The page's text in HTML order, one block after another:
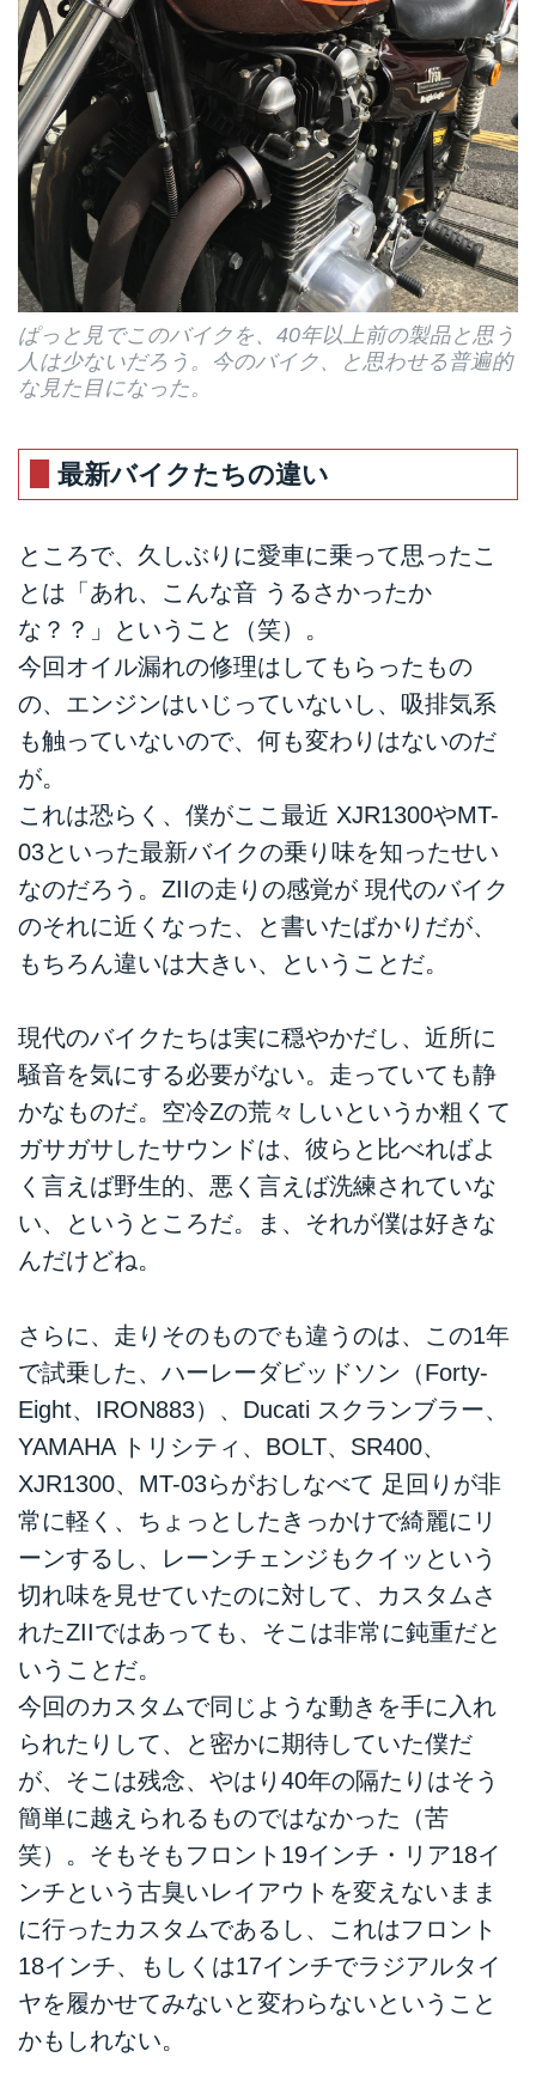
ぱっと見でこのバイクを、40年以上前の製品と思う
人は少ないだろう。今のバイク、と思わせる普遍的
な見た目になった。
最新バイクたちの違い
ところで、久しぶりに愛車に乗って思ったこ
とは「あれ、こんな音 うるさかったか
な？？」ということ（笑）。
今回オイル漏れの修理はしてもらったもの
の、エンジンはいじっていないし、吸排気系
も触っていないので、何も変わりはないのだ
が。
これは恐らく、僕がここ最近 XJR1300やMT-
03といった最新バイクの乗り味を知ったせい
なのだろう。ZIIの走りの感覚が 現代のバイク
のそれに近くなった、と書いたばかりだが、
もちろん違いは大きい、ということだ。
現代のバイクたちは実に穏やかだし、近所に
騒音を気にする必要がない。走っていても静
かなものだ。空冷Zの荒々しいというか粗くて
ガサガサしたサウンドは、彼らと比べればよ
く言えば野生的、悪く言えば洗練されていな
い、というところだ。ま、それが僕は好きな
んだけどね。
さらに、走りそのものでも違うのは、この1年
で試乗した、ハーレーダビッドソン（Forty-
Eight、IRON883）、Ducati スクランブラー、
YAMAHA トリシティ、BOLT、SR400、
XJR1300、MT-03らがおしなべて 足回りが非
常に軽く、ちょっとしたきっかけで綺麗にリ
ーンするし、レーンチェンジもクイッという
切れ味を見せていたのに対して、カスタムさ
れたZIIではあっても、そこは非常に鈍重だと
いうことだ。
今回のカスタムで同じような動きを手に入れ
られたりして、と密かに期待していた僕だ
が、そこは残念、やはり40年の隔たりはそう
簡単に越えられるものではなかった（苦
笑）。そもそもフロント19インチ・リア18イ
ンチという古臭いレイアウトを変えないまま
に行ったカスタムであるし、これはフロント
18インチ、もしくは17インチでラジアルタイ
ヤを履かせてみないと変わらないということ
かもしれない。